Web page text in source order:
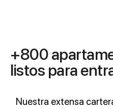
+800
listos para
Nuestra extensa